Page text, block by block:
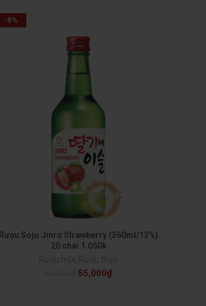
-8%
Rượu Soju Jinro Strawberry (360ml/13%)
20 chai 1.050k
55,000₫